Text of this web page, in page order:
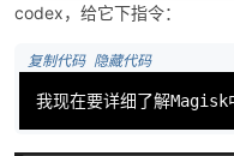
codex，给它下指令：
复制代码 隐藏代码
我现在要详细了解Magisk